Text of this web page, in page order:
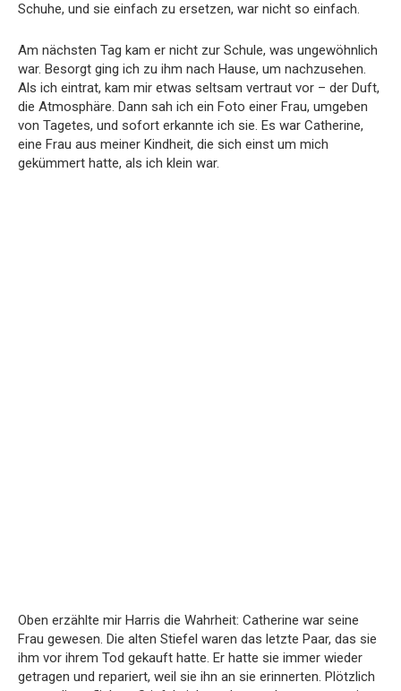
Schuhe, und sie einfach zu ersetzen, war nicht so einfach.
Am nächsten Tag kam er nicht zur Schule, was ungewöhnlich
war. Besorgt ging ich zu ihm nach Hause, um nachzusehen.
Als ich eintrat, kam mir etwas seltsam vertraut vor – der Duft,
die Atmosphäre. Dann sah ich ein Foto einer Frau, umgeben
von Tagetes, und sofort erkannte ich sie. Es war Catherine,
eine Frau aus meiner Kindheit, die sich einst um mich
gekümmert hatte, als ich klein war.
Oben erzählte mir Harris die Wahrheit: Catherine war seine
Frau gewesen. Die alten Stiefel waren das letzte Paar, das sie
ihm vor ihrem Tod gekauft hatte. Er hatte sie immer wieder
getragen und repariert, weil sie ihn an sie erinnerten. Plötzlich